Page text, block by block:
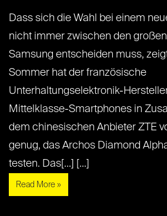
Dass sich die Wahl bei einem
nicht immer zwischen den
Samsung entscheiden muss,
Sommer hat der französische
Unterhaltungselektronik-
Mittelklasse-Smartphones in
dem chinesischen Anbieter ZTE
genug, das Archos Diamond
testen. Das[...] [...]
Read More »